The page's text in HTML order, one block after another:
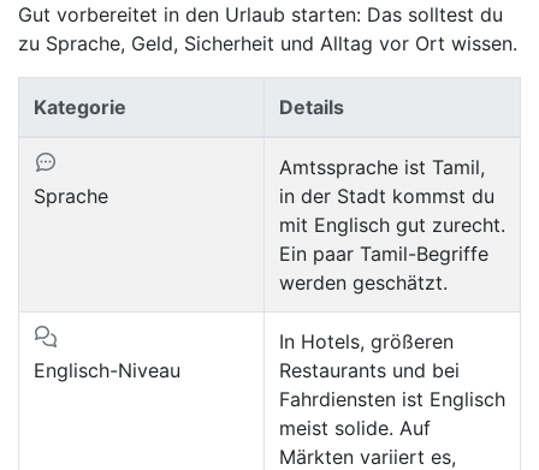
Gut vorbereitet in den Urlaub starten: Das solltest du
zu Sprache, Geld, Sicherheit und Alltag vor Ort wissen.
Kategorie Details
Sprache
Amtssprache ist Tamil,
in der Stadt kommst du
mit Englisch gut zurecht.
Ein paar Tamil-Begriffe
werden geschätzt.
Englisch-Niveau
In Hotels, größeren
Restaurants und bei
Fahrdiensten ist Englisch
meist solide. Auf
Märkten variiert es,